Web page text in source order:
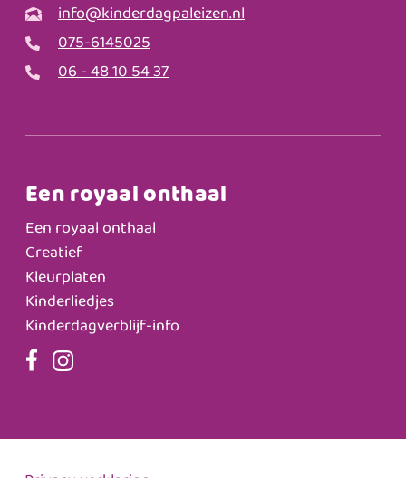
info@kinderdagpaleizen.nl
075-6145025
06 - 48 10 54 37
Een royaal onthaal
Een royaal onthaal
Creatief
Kleurplaten
Kinderliedjes
Kinderdagverblijf-info